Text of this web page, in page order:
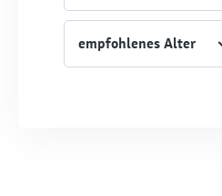
empfohlenes Alter